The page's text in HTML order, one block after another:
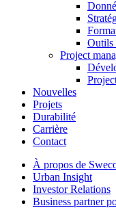
Outils
Project
Nouvelles
Projets
Durabilité
Carrière
Contact
À propos de
Urban Insight
Investor Relations
Business partner